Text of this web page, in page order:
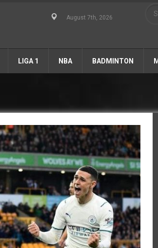
August 7th, 2026
LIGA 1 NBA BADMINTON